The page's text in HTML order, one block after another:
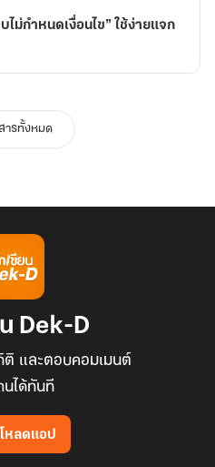
ม่กำหนดเงื่อนไข” ใช้ง่ายแจก
ารทั้งหมด
Dek-D
ติ และตอบคอมเมนต์
นได้ทันที
หลดแอป